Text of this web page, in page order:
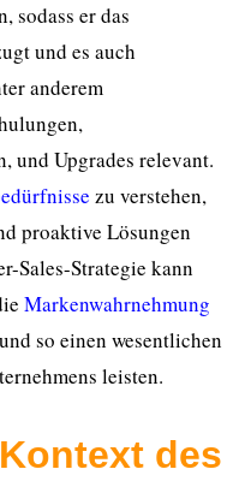
sodass er das
und es auch
anderem
und Upgrades relevant.
zu verstehen,
proaktive Lösungen
Sales-Strategie kann
Markenwahrnehmung
so einen wesentlichen
leisten.
des